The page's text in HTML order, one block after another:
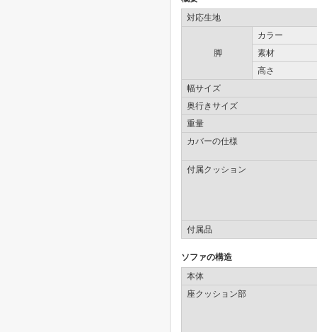
対応生地
脚
カラー
素材
高さ
幅サイズ
奥行きサイズ
重量
カバーの仕様
付属クッション
付属品
ソファの構造
本体
座クッション部